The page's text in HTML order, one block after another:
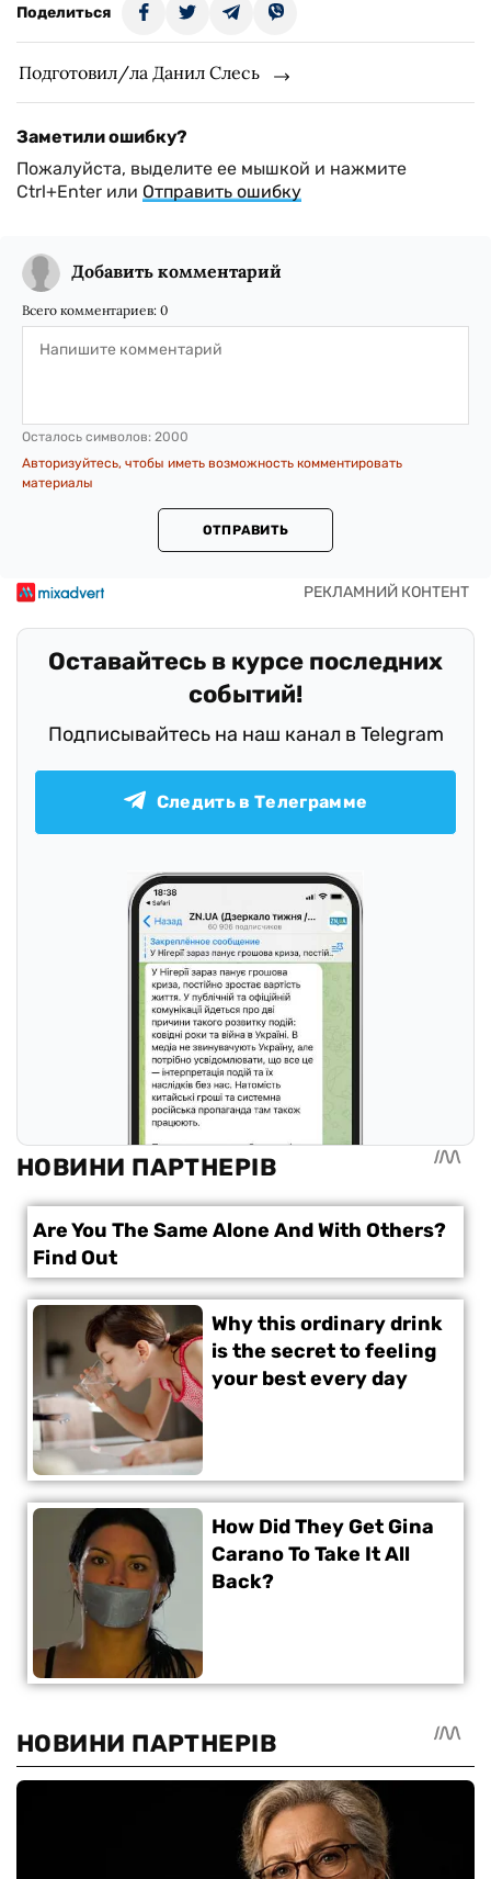
Поделиться
Подготовил/ла Данил Слесь
Заметили ошибку?
Пожалуйста, выделите ее мышкой и нажмите
Ctrl+Enter или Отправить ошибку
Добавить комментарий
Всего комментариев: 0
Осталось символов: 2000
Авторизуйтесь, чтобы иметь возможность комментировать
материалы
ОТПРАВИТЬ
Оставайтесь в курсе последних
событий!
Подписывайтесь на наш канал в Telegram
Следить в Телеграмме